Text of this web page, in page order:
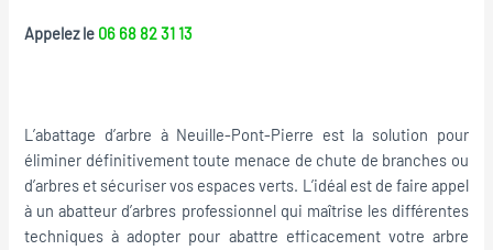
Appelez le 06 68 82 31 13
L’abattage d’arbre à Neuille-Pont-Pierre est la solution pour
éliminer définitivement toute menace de chute de branches ou
d’arbres et sécuriser vos espaces verts. L’idéal est de faire appel
à un abatteur d’arbres professionnel qui maîtrise les différentes
techniques à adopter pour abattre efficacement votre arbre